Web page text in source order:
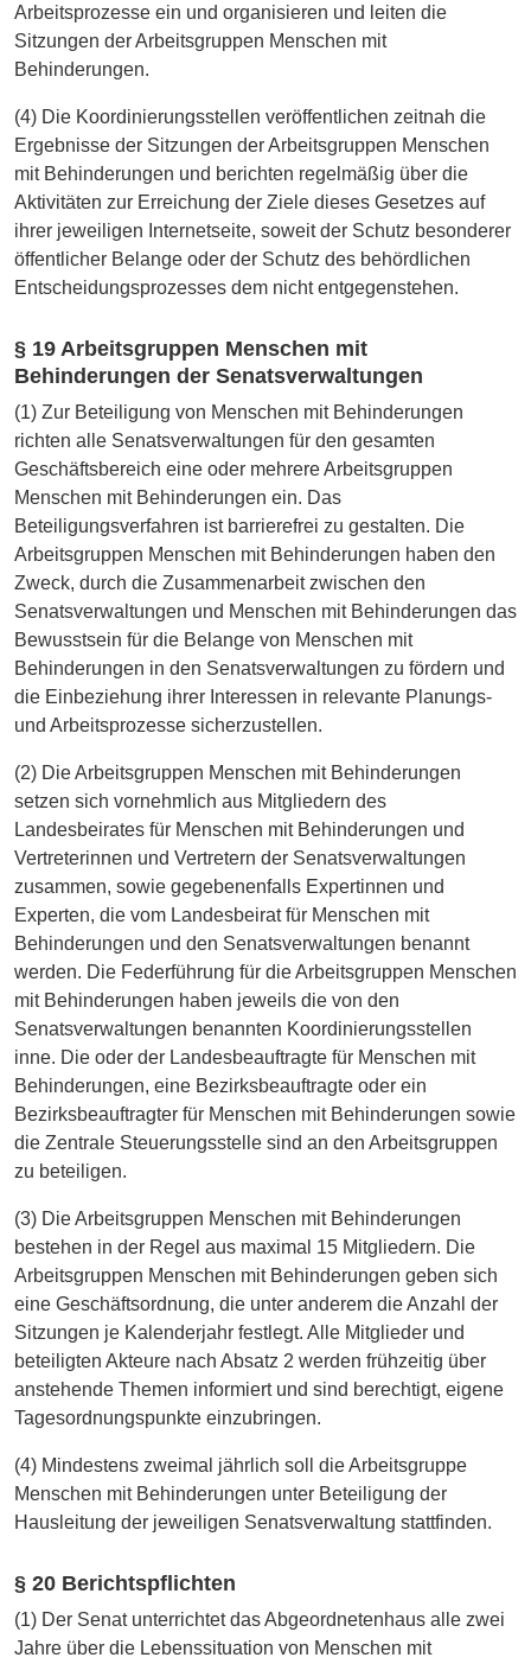
Arbeitsprozesse ein und organisieren und leiten die
Sitzungen der Arbeitsgruppen Menschen mit
Behinderungen.
(4) Die Koordinierungsstellen veröffentlichen zeitnah die
Ergebnisse der Sitzungen der Arbeitsgruppen Menschen
mit Behinderungen und berichten regelmäßig über die
Aktivitäten zur Erreichung der Ziele dieses Gesetzes auf
ihrer jeweiligen Internetseite, soweit der Schutz besonderer
öffentlicher Belange oder der Schutz des behördlichen
Entscheidungsprozesses dem nicht entgegenstehen.
§ 19 Arbeitsgruppen Menschen mit
Behinderungen der Senatsverwaltungen
(1) Zur Beteiligung von Menschen mit Behinderungen
richten alle Senatsverwaltungen für den gesamten
Geschäftsbereich eine oder mehrere Arbeitsgruppen
Menschen mit Behinderungen ein. Das
Beteiligungsverfahren ist barrierefrei zu gestalten. Die
Arbeitsgruppen Menschen mit Behinderungen haben den
Zweck, durch die Zusammenarbeit zwischen den
Senatsverwaltungen und Menschen mit Behinderungen das
Bewusstsein für die Belange von Menschen mit
Behinderungen in den Senatsverwaltungen zu fördern und
die Einbeziehung ihrer Interessen in relevante Planungs-
und Arbeitsprozesse sicherzustellen.
(2) Die Arbeitsgruppen Menschen mit Behinderungen
setzen sich vornehmlich aus Mitgliedern des
Landesbeirates für Menschen mit Behinderungen und
Vertreterinnen und Vertretern der Senatsverwaltungen
zusammen, sowie gegebenenfalls Expertinnen und
Experten, die vom Landesbeirat für Menschen mit
Behinderungen und den Senatsverwaltungen benannt
werden. Die Federführung für die Arbeitsgruppen Menschen
mit Behinderungen haben jeweils die von den
Senatsverwaltungen benannten Koordinierungsstellen
inne. Die oder der Landesbeauftragte für Menschen mit
Behinderungen, eine Bezirksbeauftragte oder ein
Bezirksbeauftragter für Menschen mit Behinderungen sowie
die Zentrale Steuerungsstelle sind an den Arbeitsgruppen
zu beteiligen.
(3) Die Arbeitsgruppen Menschen mit Behinderungen
bestehen in der Regel aus maximal 15 Mitgliedern. Die
Arbeitsgruppen Menschen mit Behinderungen geben sich
eine Geschäftsordnung, die unter anderem die Anzahl der
Sitzungen je Kalenderjahr festlegt. Alle Mitglieder und
beteiligten Akteure nach Absatz 2 werden frühzeitig über
anstehende Themen informiert und sind berechtigt, eigene
Tagesordnungspunkte einzubringen.
(4) Mindestens zweimal jährlich soll die Arbeitsgruppe
Menschen mit Behinderungen unter Beteiligung der
Hausleitung der jeweiligen Senatsverwaltung stattfinden.
§ 20 Berichtspflichten
(1) Der Senat unterrichtet das Abgeordnetenhaus alle zwei
Jahre über die Lebenssituation von Menschen mit